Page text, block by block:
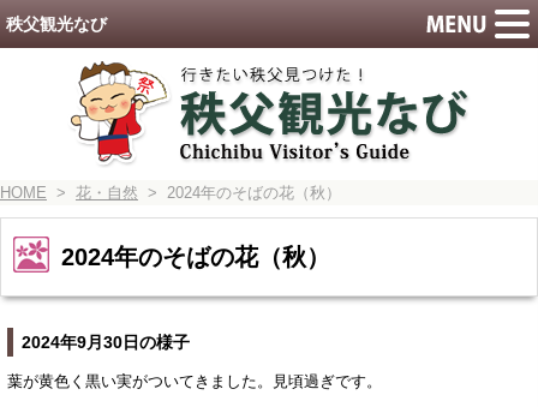
HOME > 花・自然 > 2024年のそばの花（秋）
2024年のそばの花（秋）
2024年9月30日の様子
葉が黄色く黒い実がついてきました。見頃過ぎです。
秩父観光なび